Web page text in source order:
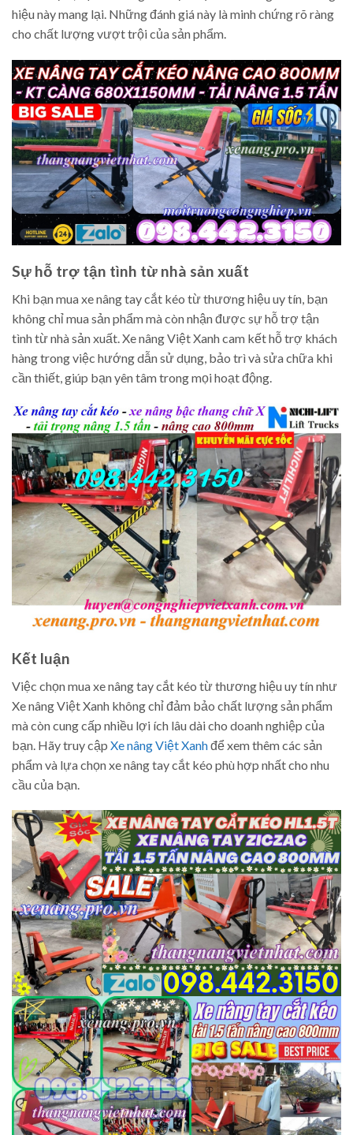
hiệu này mang lại. Những đánh giá này là minh chứng rõ ràng
cho chất lượng vượt trội của sản phẩm.
Sự hỗ trợ tận tình từ nhà sản xuất
Khi bạn mua xe nâng tay cắt kéo từ thương hiệu uy tín, bạn
không chỉ mua sản phẩm mà còn nhận được sự hỗ trợ tận
tình từ nhà sản xuất. Xe nâng Việt Xanh cam kết hỗ trợ khách
hàng trong việc hướng dẫn sử dụng, bảo trì và sửa chữa khi
cần thiết, giúp bạn yên tâm trong mọi hoạt động.
Kết luận
Việc chọn mua xe nâng tay cắt kéo từ thương hiệu uy tín như
Xe nâng Việt Xanh không chỉ đảm bảo chất lượng sản phẩm
mà còn cung cấp nhiều lợi ích lâu dài cho doanh nghiệp của
bạn. Hãy truy cập Xe nâng Việt Xanhđể xem thêm các sản
phẩm và lựa chọn xe nâng tay cắt kéo phù hợp nhất cho nhu
cầu của bạn.